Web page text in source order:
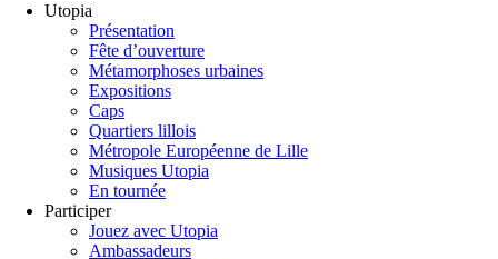
Utopia
Présentation
Fête d’ouverture
Métamorphoses urbaines
Expositions
Caps
Quartiers lillois
Métropole Européenne de Lille
Musiques Utopia
En tournée
Participer
Jouez avec Utopia
Ambassadeurs